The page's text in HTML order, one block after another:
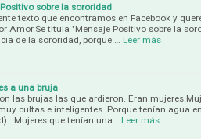
sobre la sororidad
texto que encontramos en Facebook y
Amor.Se titula "Mensaje Positivo sobre la
de la sororidad, porque …
Leer más
a una bruja
las brujas las que ardieron. Eran
cultas e inteligentes. Porque tenían agua
que tenían una…
Leer más